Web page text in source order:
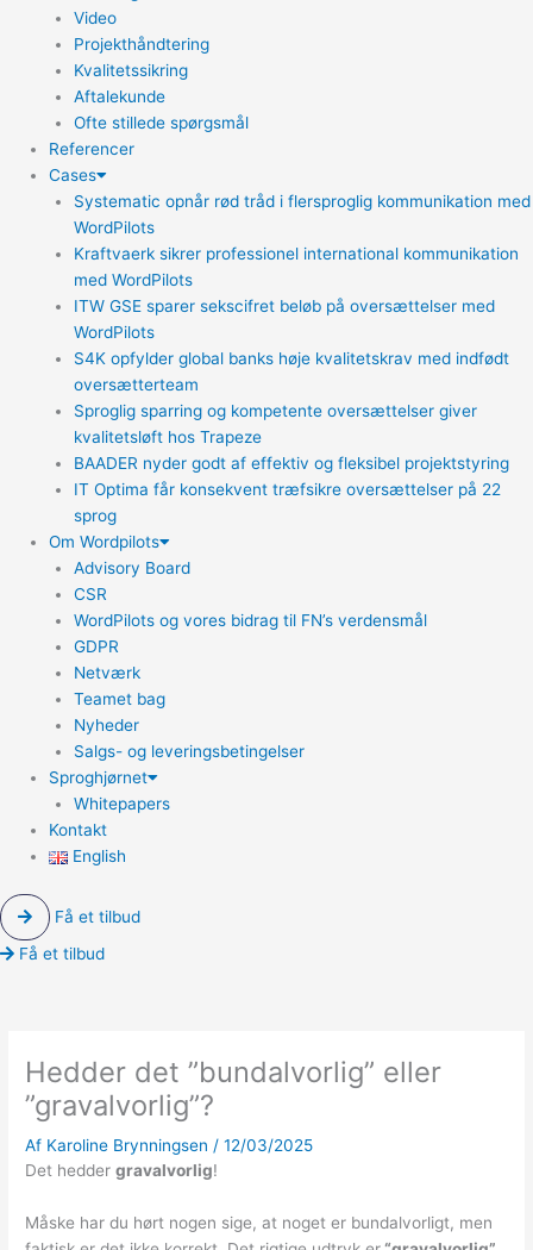
Video
Projekthåndtering
Kvalitetssikring
Aftalekunde
Ofte stillede spørgsmål
Referencer
Cases
Systematic opnår rød tråd i flersproglig kommunikation med
WordPilots
Kraftvaerk sikrer professionel international kommunikation
med WordPilots
ITW GSE sparer sekscifret beløb på oversættelser med
WordPilots
S4K opfylder global banks høje kvalitetskrav med indfødt
oversætterteam
Sproglig sparring og kompetente oversættelser giver
kvalitetsløft hos Trapeze
BAADER nyder godt af effektiv og fleksibel projektstyring
IT Optima får konsekvent træfsikre oversættelser på 22
sprog
Om Wordpilots
Advisory Board
CSR
WordPilots og vores bidrag til FN’s verdensmål
GDPR
Netværk
Teamet bag
Nyheder
Salgs- og leveringsbetingelser
Sproghjørnet
Whitepapers
Kontakt
English
Få et tilbud
Få et tilbud
Hedder det ”bundalvorlig” eller
”gravalvorlig”?
Af Karoline Brynningsen /12/03/2025
Det heddergravalvorlig!
Måske har du hørt nogen sige, at noget er bundalvorligt, men